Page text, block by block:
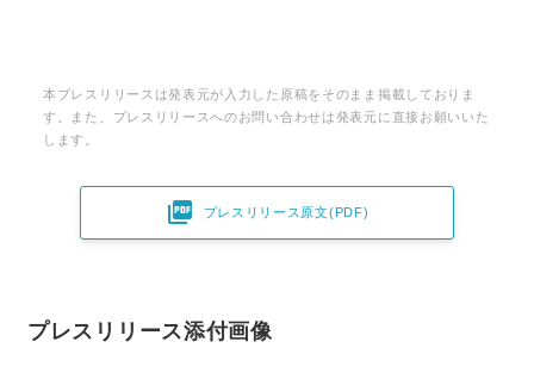
本プレスリリースは発表元が入力した原稿をそのまま掲載しておりま
す。また、プレスリリースへのお問い合わせは発表元に直接お願いいた
します。
 プレスリリース原文(PDF)
プレスリリース添付画像